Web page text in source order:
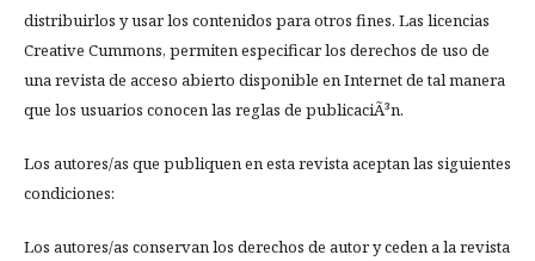
distribuirlos y usar los contenidos para otros fines. Las licencias
Creative Cummons, permiten especificar los derechos de uso de
una revista de acceso abierto disponible en Internet de tal manera
que los usuarios conocen las reglas de publicaciÃ³n.
Los autores/as que publiquen en esta revista aceptan las siguientes
condiciones:
Los autores/as conservan los derechos de autor y ceden a la revista